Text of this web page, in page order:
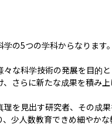
の5つの学科からなりま
な科学技術の発展を目的
さらに新たな成果を積み
を見出す研究者、その成
少人数教育できめ細やか